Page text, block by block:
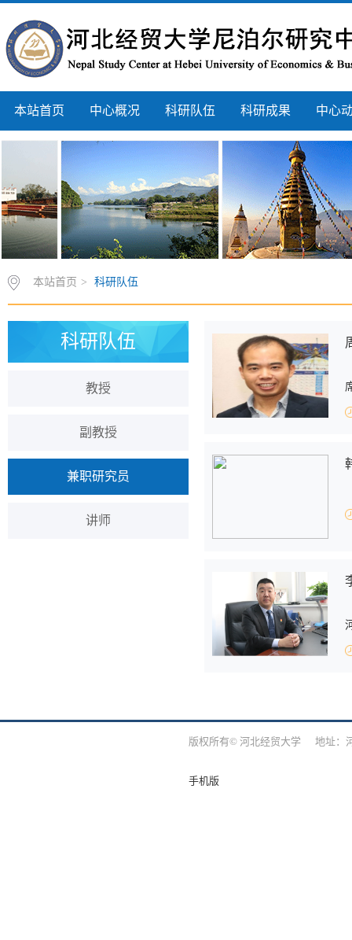
本站首页 中心概况 科研队伍 科研成果 中心
本站首页 > 科研队伍
科研队伍
教授
副教授
兼职研究员
讲师
版权所有© 河北经贸大学 地址：
手机版